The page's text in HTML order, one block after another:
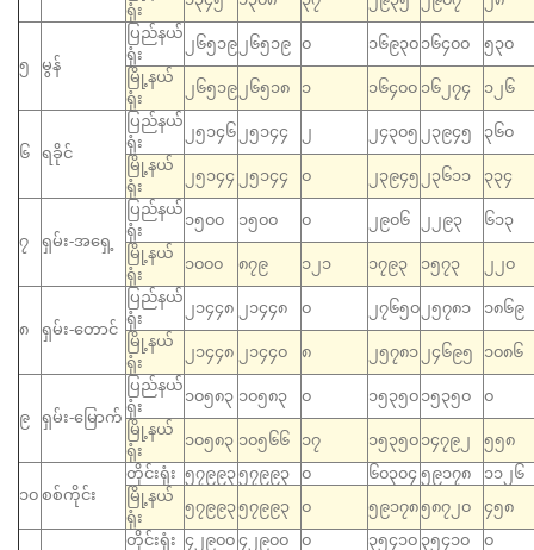
ရုံး
၅ မွန်
ပြည်နယ်
ရုံး
၂၆၅၁၉ ၂၆၅၁၉ ၀ ၁၆၉၃၀ ၁၆၄၀၀
၅၃၀
မြို့နယ်
ရုံး
၂၆၅၁၉ ၂၆၅၁၈ ၁ ၁၆၄၀၀ ၁၆၂၇၄ ၁၂၆
၆ ရခိုင်
ပြည်နယ်
ရုံး
၂၅၁၄၆ ၂၅၁၄၄ ၂ ၂၄၃၀၅ ၂၃၉၄၅
၃၆၀
မြို့နယ်
ရုံး
၂၅၁၄၄ ၂၅၁၄၄ ၀ ၂၃၉၄၅ ၂၃၆၁၁ ၃၃၄
၇ ရှမ်း-အရှေ့
ပြည်နယ်
ရုံး
၁၅၀၀ ၁၅၀၀ ၀ ၂၉၀၆ ၂၂၉၃
၆၁၃
မြို့နယ်
ရုံး
၁၀၀၀ ၈၇၉ ၁၂၁ ၁၇၉၃ ၁၅၇၃ ၂၂၀
၈ ရှမ်း-တောင်
ပြည်နယ်
ရုံး
၂၁၄၄၈ ၂၁၄၄၈ ၀ ၂၇၆၅၀ ၂၅၇၈၁
၁၈၆၉
မြို့နယ်
ရုံး
၂၁၄၄၈ ၂၁၄၄၀ ၈ ၂၅၇၈၁ ၂၄၆၉၅ ၁၀၈၆
၉ ရှမ်း-မြောက်
ပြည်နယ်
ရုံး
၁၀၅၈၃ ၁၀၅၈၃ ၀ ၁၅၃၅၀ ၁၅၃၅၀
၀
မြို့နယ်
ရုံး
၁၀၅၈၃ ၁၀၅၆၆ ၁၇ ၁၅၃၅၀ ၁၄၇၉၂ ၅၅၈
၁၀ စစ်ကိုင်း
တိုင်းရုံး ၅၇၉၉၃၅၇၉၉၃ ၀ ၆၀၃၀၄ ၅၉၁၇၈
၁၁၂၆
မြို့နယ်
ရုံး
၅၇၉၉၃၅၇၉၉၃ ၀ ၅၉၁၇၈၅၈၇၂၀ ၄၅၈
တိုင်းရုံး ၄၂၉၀၀ ၄၂၉၀၀ ၀ ၃၅၄၁၀ ၃၅၄၁၀
၀